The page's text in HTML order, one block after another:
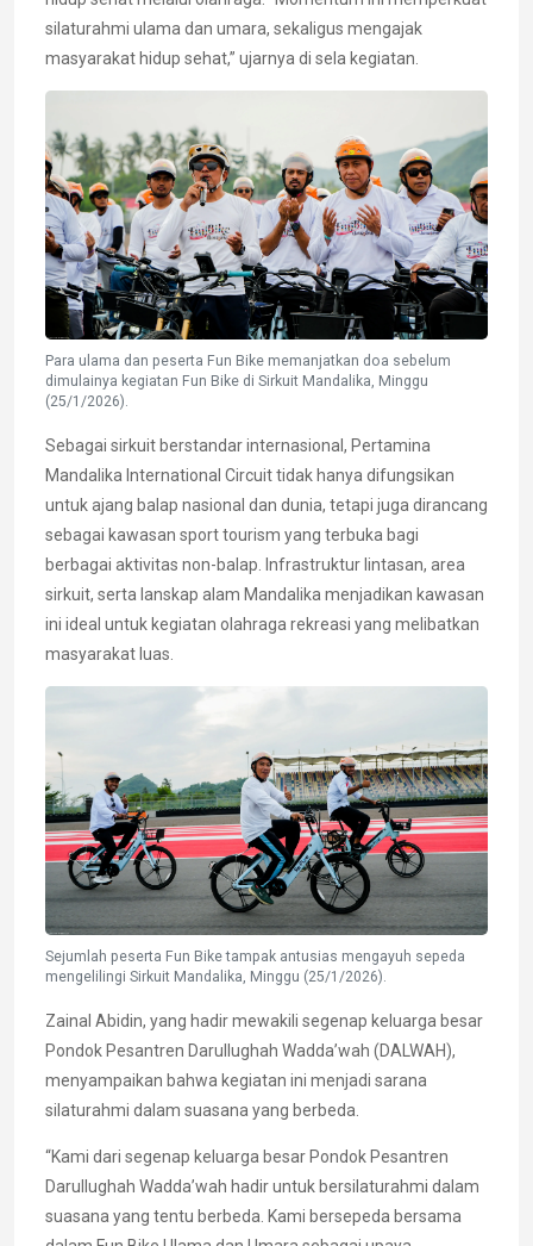
silaturahmi ulama dan umara, sekaligus mengajak
masyarakat hidup sehat,” ujarnya di sela kegiatan.
Para ulama dan peserta Fun Bike memanjatkan doa sebelum
dimulainya kegiatan Fun Bike di Sirkuit Mandalika, Minggu
(25/1/2026).
Sebagai sirkuit berstandar internasional, Pertamina
Mandalika International Circuit tidak hanya difungsikan
untuk ajang balap nasional dan dunia, tetapi juga dirancang
sebagai kawasan sport tourism yang terbuka bagi
berbagai aktivitas non-balap. Infrastruktur lintasan, area
sirkuit, serta lanskap alam Mandalika menjadikan kawasan
ini ideal untuk kegiatan olahraga rekreasi yang melibatkan
masyarakat luas.
Sejumlah peserta Fun Bike tampak antusias mengayuh sepeda
mengelilingi Sirkuit Mandalika, Minggu (25/1/2026).
Zainal Abidin, yang hadir mewakili segenap keluarga besar
Pondok Pesantren Darullughah Wadda’wah (DALWAH),
menyampaikan bahwa kegiatan ini menjadi sarana
silaturahmi dalam suasana yang berbeda.
“Kami dari segenap keluarga besar Pondok Pesantren
Darullughah Wadda’wah hadir untuk bersilaturahmi dalam
suasana yang tentu berbeda. Kami bersepeda bersama